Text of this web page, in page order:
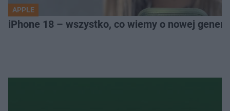
APPLE
iPhone 18 – wszystko, co wiemy o nowej